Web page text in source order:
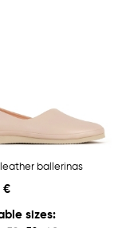
ballerinas
€
sizes: